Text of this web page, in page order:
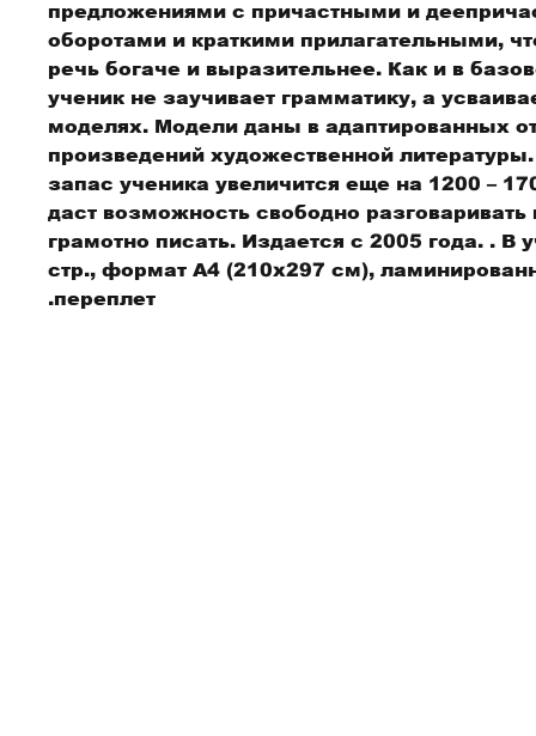
предложениями с причастными и
оборотами и краткими прилагательными,
речь богаче и выразительнее. Как и в
ученик не заучивает грамматику, а
моделях. Модели даны в адаптированных
произведений художественной
запас ученика увеличится еще на 1200 –
даст возможность свободно разговаривать
грамотно писать. Издается с 2005 года. . В
стр., формат А4 (210x297 см),
переплет.